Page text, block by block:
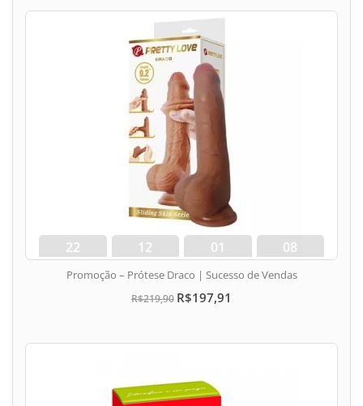
22
dias
12
hora
01
min
07
seg
Promoção – Prótese Draco | Sucesso de Vendas
R$219,90 R$197,91